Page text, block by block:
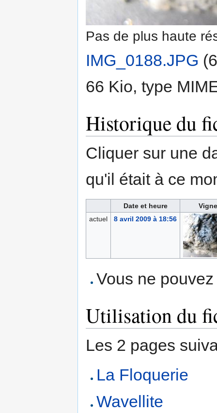
Pas de plus haute
IMG_0188.JPG
66 Kio, type
Historique du
Cliquer sur une
qu'il était à ce
Date et heure
actuel
8 avril 2009 à 18:56
Vous ne
Utilisation du
Les 2 pages
La Floquerie
Wavellite